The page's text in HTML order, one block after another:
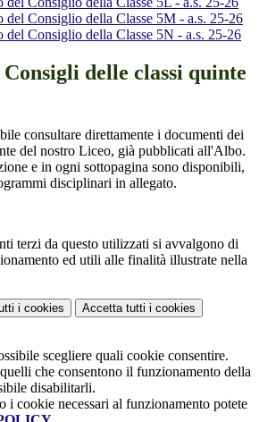
del Consiglio della Classe 5M - a.s. 25-26
del Consiglio della Classe 5N - a.s. 25-26
delle classi quinte
consultare direttamente i documenti dei
del nostro Liceo, già pubblicati all'Albo.
e in ogni sottopagina sono disponibili,
disciplinari in allegato.
terzi da questo utilizzati si avvalgono di
ed utili alle finalità illustrate nella
i cookies Accetta tutti i cookies
scegliere quali cookie consentire.
che consentono il funzionamento della
disabilitarli.
i cookie necessari al funzionamento potete